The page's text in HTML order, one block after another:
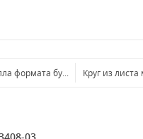
формата бумаги А5 148 х 210
Круг из